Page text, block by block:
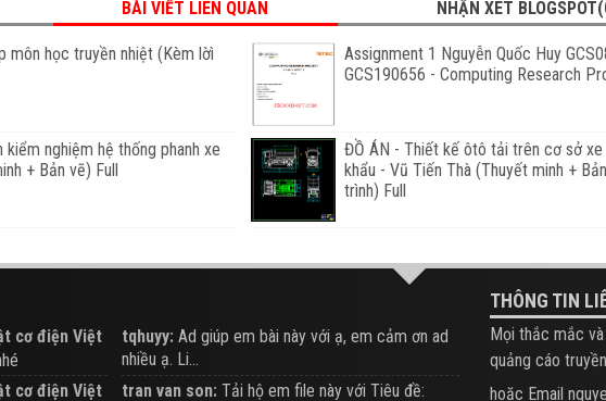
BÀI VIẾT LIÊN QUAN NHẬN XÉT
môn học truyền nhiệt (Kèm lờì
Assignment 1 Nguyễn Quốc Huy
GCS190656 - Computing Research
kiểm nghiệm hệ thống phanh xe
+ Bản vẽ) Full
ĐỒ ÁN - Thiết kế ôtô tải trên cơ sở
khẩu - Vũ Tiến Thà (Thuyết minh +
trình) Full
cơ điện Việt
tqhuyy: Ad giúp em bài này với ạ, em cảm ơn ad
nhiều ạ. Li...
cơ điện Việt
tran van son: Tải hộ em file này với Tiêu đề:
THÔNG TIN
Mọi thắc mắc
quảng cáo
hoặc Email